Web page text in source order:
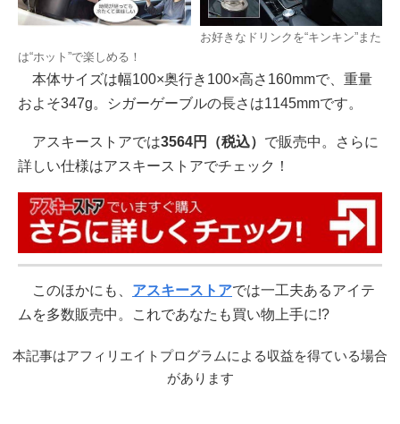
お好きなドリンクを“キンキン”また
は“ホット”で楽しめる！
本体サイズは幅100×奥行き100×高さ160mmで、重量
およそ347g。シガーゲーブルの長さは1145mmです。
アスキーストアでは3564円（税込） で販売中。さらに
詳しい仕様はアスキーストアでチェック！
このほかにも、 アスキーストアでは一工夫あるアイテ
ムを多数販売中。これであなたも買い物上手に!?
本記事はアフィリエイトプログラムによる収益を得ている場合
があります